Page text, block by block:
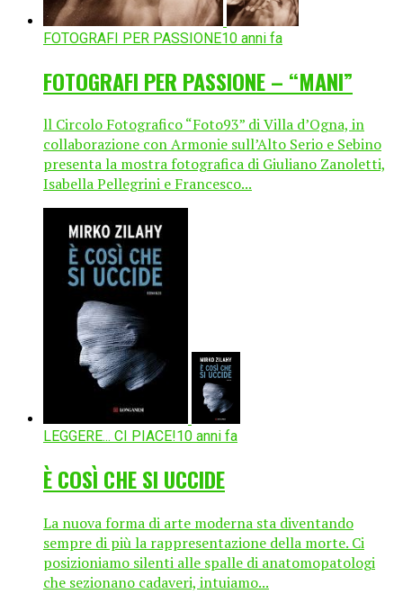
FOTOGRAFI PER PASSIONE10 anni fa
FOTOGRAFI PER PASSIONE – “MANI”
ll Circolo Fotografico “Foto93” di Villa d’Ogna, in
collaborazione con Armonie sull’Alto Serio e Sebino
presenta la mostra fotografica di Giuliano Zanoletti,
Isabella Pellegrini e Francesco...
LEGGERE... CI PIACE!10 anni fa
È COSÌ CHE SI UCCIDE
La nuova forma di arte moderna sta diventando
sempre di più la rappresentazione della morte. Ci
posizioniamo silenti alle spalle di anatomopatologi
che sezionano cadaveri, intuiamo...